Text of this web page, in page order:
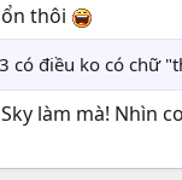
thôi
có điều ko có chữ
làm mà! Nhìn